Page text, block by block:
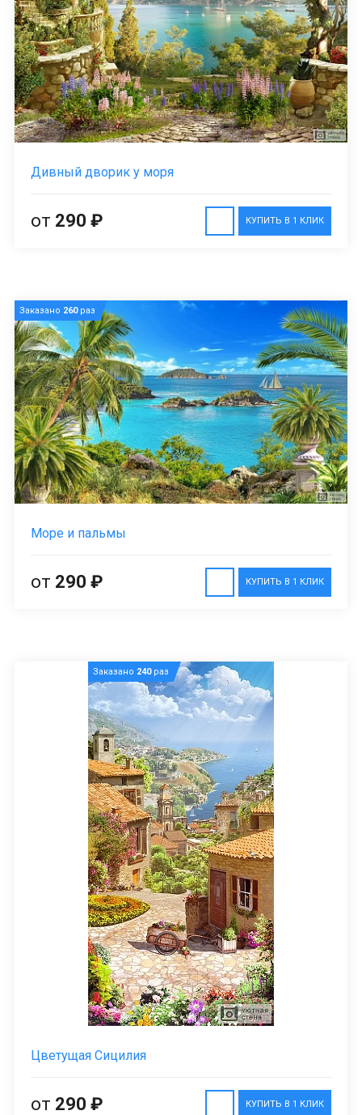
Дивный дворик у моря
КУПИТЬ В 1 КЛИК
от 290 ₽
Заказано 260раз
Море и пальмы
КУПИТЬ В 1 КЛИК
от 290 ₽
Заказано 240раз
Цветущая Сицилия
КУПИТЬ В 1 КЛИК
от 290 ₽